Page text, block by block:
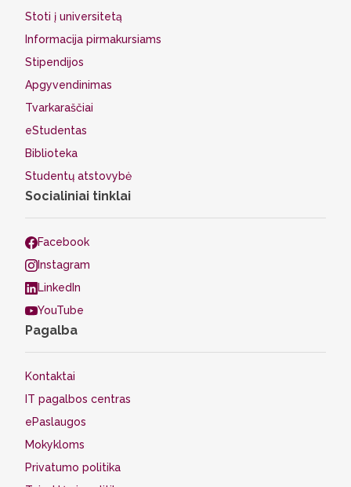
Stoti į universitetą
Informacija pirmakursiams
Stipendijos
Apgyvendinimas
Tvarkaraščiai
eStudentas
Biblioteka
Studentų atstovybė
Socialiniai tinklai
Facebook
Instagram
LinkedIn
YouTube
Pagalba
Kontaktai
IT pagalbos centras
ePaslaugos
Mokykloms
Privatumo politika